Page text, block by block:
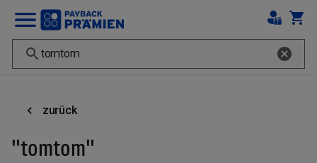
zurück
"tomtom"